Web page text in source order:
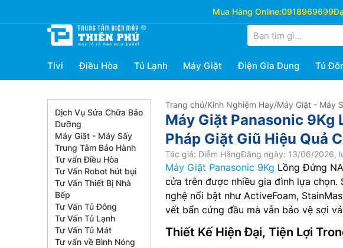
Mua Hàng Online:0918969699
Tivi Điều Hòa Tủ Lạnh Máy Giặt Điện Gia Dụng Tủ
Dịch Vụ Sửa Chữa Bảo
Dưỡng
Máy Giặt - Máy Sấy
Trung Tâm Bảo Hành
Tư vấn Điều Hòa
Tư Vấn Robot hút bụi
Tư Vấn Thiết Bị Nhà
Bếp
Tư Vấn Tủ Đông
Tư Vấn Tủ Lạnh
Tư Vấn Tủ Mát
Tư vấn về Bình Nóng
Trang chủ/Kinh Nghiệm Hay/Máy Giặt - Máy
Máy Giặt Panasonic
Pháp Giặt Giũ Hiệu Quả
Tác giả: Diễm HằngĐăng ngày: 13/06/2026,
Máy Giặt Panasonic 9Kg Lồng Đứng
cửa trên được nhiều gia đình lựa chọn.
nghệ nổi bật như ActiveFoam,
vết bẩn cứng đầu mà vẫn bảo vệ sợi
Thiết Kế Hiện Đại, Tiện Lợi